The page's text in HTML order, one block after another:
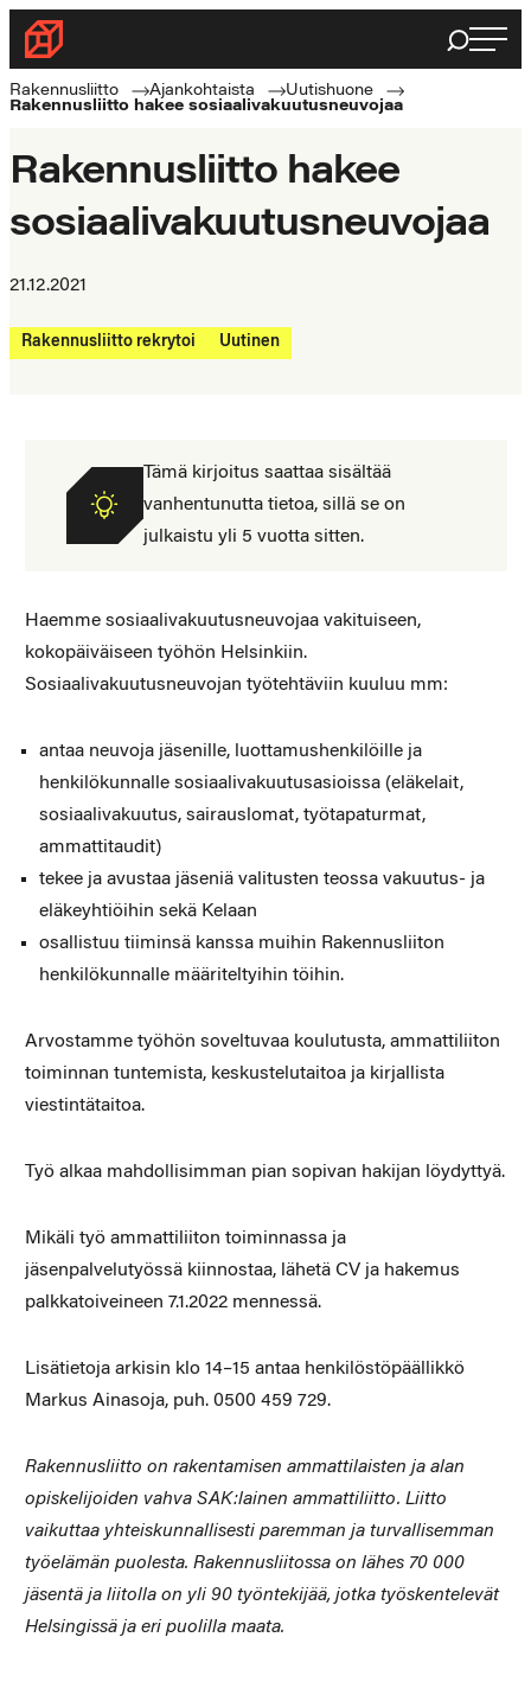
Siirry
suoraan
sisältöön
Rakennusliitto
Rakennusalan
ammattilaisten
Haku
Rakennusliitto Ajankohtaista
Uutishuone
Rakennusliitto hakee sosiaalivakuutusneuvojaa
Rakennusliitto hakee
sosiaalivakuutusneuvojaa
21.12.2021
Rakennusliitto rekrytoi Uutinen
Tämä kirjoitus saattaa sisältää
vanhentunutta tietoa, sillä se on
julkaistu yli 5 vuotta sitten.
Haemme sosiaalivakuutusneuvojaa vakituiseen,
kokopäiväiseen työhön Helsinkiin.
Sosiaalivakuutusneuvojan työtehtäviin kuuluu mm:
antaa neuvoja jäsenille, luottamushenkilöille ja
henkilökunnalle sosiaalivakuutusasioissa (eläkelait,
sosiaalivakuutus, sairauslomat, työtapaturmat,
ammattitaudit)
tekee ja avustaa jäseniä valitusten teossa vakuutus- ja
eläkeyhtiöihin sekä Kelaan
osallistuu tiiminsä kanssa muihin Rakennusliiton
henkilökunnalle määriteltyihin töihin.
Arvostamme työhön soveltuvaa koulutusta, ammattiliiton
toiminnan tuntemista, keskustelutaitoa ja kirjallista
viestintätaitoa.
Työ alkaa mahdollisimman pian sopivan hakijan löydyttyä.
Mikäli työ ammattiliiton toiminnassa ja
jäsenpalvelutyössä kiinnostaa, lähetä CV ja hakemus
palkkatoiveineen 7.1.2022 mennessä.
Lisätietoja arkisin klo 14–15 antaa henkilöstöpäällikkö
Markus Ainasoja, puh. 0500 459 729.
Rakennusliitto on rakentamisen ammattilaisten ja alan
opiskelijoiden vahva SAK:lainen ammattiliitto. Liitto
vaikuttaa yhteiskunnallisesti paremman ja turvallisemman
työelämän puolesta. Rakennusliitossa on lähes 70 000
jäsentä ja liitolla on yli 90 työntekijää, jotka työskentelevät
Helsingissä ja eri puolilla maata.